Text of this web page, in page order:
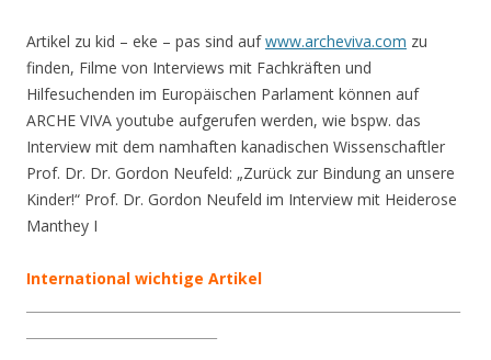
Artikel zu kid – eke – pas sind aufwww.archeviva.com zu
finden, Filme von Interviews mit Fachkräften und
Hilfesuchenden im Europäischen Parlament können auf
ARCHE VIVA youtube aufgerufen werden, wie bspw. das
Interview mit dem namhaften kanadischen Wissenschaftler
Prof. Dr. Dr. Gordon Neufeld: „Zurück zur Bindung an unsere
Kinder!“ Prof. Dr. Gordon Neufeld im Interview mit Heiderose
Manthey I
International wichtige Artikel